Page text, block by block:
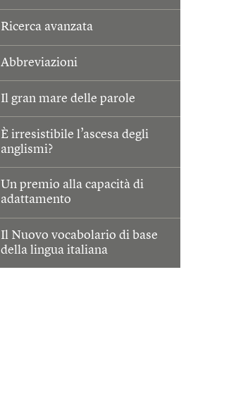
Ricerca avanzata
Abbreviazioni
Il gran mare delle parole
È irresistibile l’ascesa degli
anglismi?
Un premio alla capacità di
adattamento
Il Nuovo vocabolario di base
della lingua italiana